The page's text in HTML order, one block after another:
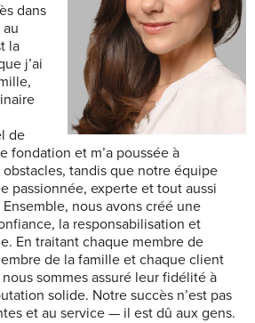
dans
la
j’ai
de
fondation et m’a poussée à
tandis que notre équipe
passionnée, experte et tout aussi
nous avons créé une
la responsabilisation et
En traitant chaque membre de
de la famille et chaque client
sommes assuré leur fidélité à
solide. Notre succès n’est pas
et au service — il est dû aux gens.